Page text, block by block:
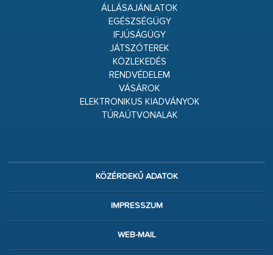
ÁLLÁSAJÁNLATOK
EGÉSZSÉGÜGY
IFJÚSÁGÜGY
JÁTSZÓTEREK
KÖZLEKEDÉS
RENDVÉDELEM
VÁSÁROK
ELEKTRONIKUS KIADVÁNYOK
TÚRAÚTVONALAK
KÖZÉRDEKŰ ADATOK
IMPRESSZUM
WEB-MAIL